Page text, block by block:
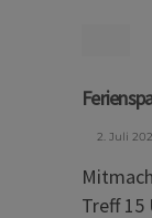
2. Juli
Treff 15